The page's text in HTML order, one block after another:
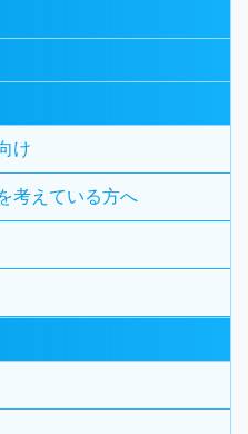
け
考えている方へ